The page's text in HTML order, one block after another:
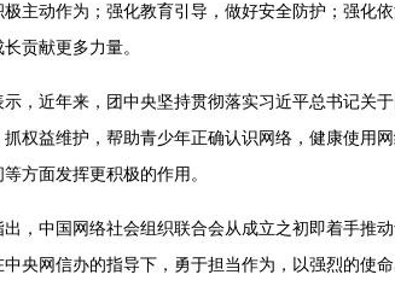
主动作为；强化教育引导，做好安全防护；强化
贡献更多力量。
示，近年来，团中央坚持贯彻落实习近平总书记关
权益维护，帮助青少年正确认识网络，健康使用
方面发挥更积极的作用。
出，中国网络社会组织联合会从成立之初即着手推
央网信办的指导下，勇于担当作为，以强烈的使